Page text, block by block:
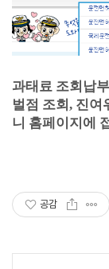
과태료 조회납
벌점 조회, 진여
니 홈페이지에
공감